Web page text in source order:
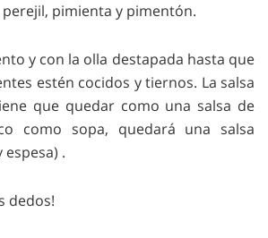
pimienta y pimentón.
y con la olla destapada hasta que
estén cocidos y tiernos. La salsa
que quedar como una salsa de
como sopa, quedará una salsa
espesa) .
dedos!